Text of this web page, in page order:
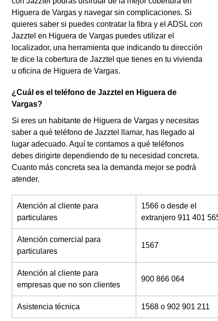
Higuera de Vargas y navegar sin complicaciones. Si
quieres saber si puedes contratar la fibra y el ADSL con
Jazztel en Higuera de Vargas puedes utilizar el
localizador, una herramienta que indicando tu dirección
te dice la cobertura de Jazztel que tienes en tu vivienda
u oficina de Higuera de Vargas.
¿Cuál es el teléfono de Jazztel en Higuera de
Vargas?
Si eres un habitante de Higuera de Vargas y necesitas
saber a qué teléfono de Jazztel llamar, has llegado al
lugar adecuado. Aquí te contamos a qué teléfonos
debes dirigirte dependiendo de tu necesidad concreta.
Cuanto más concreta sea la demanda mejor se podrá
atender.
Atención al cliente para
particulares
1566 o desde el
extranjero 911 401
Atención comercial para
particulares
1567
Atención al cliente para
empresas que no son clientes
900 866 064
Asistencia técnica 1568 o 902 901 211